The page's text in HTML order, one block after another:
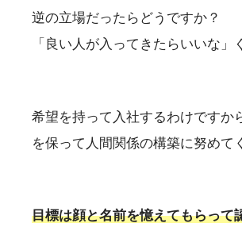
逆の立場だったらどうですか？
「良い人が入ってきたらいいな
希望を持って入社するわけですか
を保って人間関係の構築に努めて
目標は顔と名前を憶えてもらって